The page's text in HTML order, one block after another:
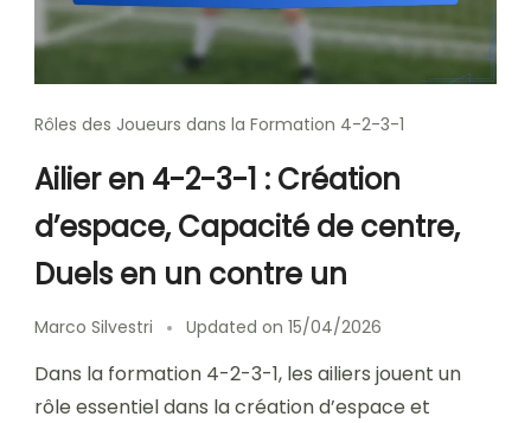
Rôles des Joueurs dans la Formation 4-2-3-1
Ailier en 4-2-3-1 : Création
d’espace, Capacité de centre,
Duels en un contre un
Marco Silvestri Updated on 15/04/2026
Dans la formation 4-2-3-1, les ailiers jouent un
rôle essentiel dans la création d’espace et